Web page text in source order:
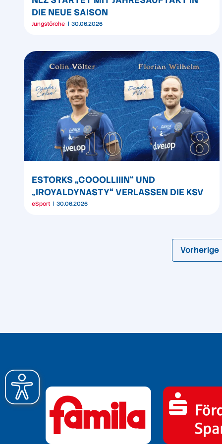
DIE NEUE SAISON
Jungstörche 30.06.2026
ESTORKS „COOOLLIIIN“ UND
„IROYALDYNASTY“ VERLASSEN DIE KSV
eSport 30.06.2026
Vorherige